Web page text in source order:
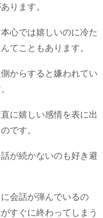
ります。
心では嬉しいのに冷た
てこともあります。
からすると嫌われてい
に嬉しい感情を表に出
です。
が続かないのも好き避
会話が弾んでいるの
すぐに終わってしまう